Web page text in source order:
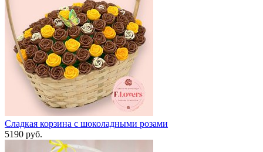
Сладкая корзина с шоколадными розами
5190 руб.